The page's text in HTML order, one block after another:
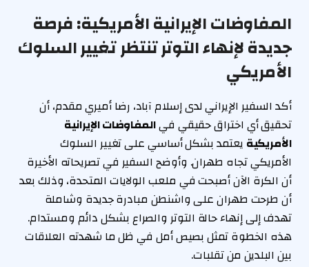
المفاوضات الإيرانية الأمريكية: فرصة
جديدة لإنهاء التوتر تنتظر تغيير السلوك
الأمريكي
أكد السفير الإيراني لدى إسلام آباد، رضا أميري مقدم، أن
تحقيق أي اختراق حقيقي فيالمفاوضات الإيرانية
الأمريكية يعتمد بشكل أساسي على تغيير السلوك
الأمريكي تجاه طهران. وأوضح السفير في تصريحاته الأخيرة
أن الكرة الآن أصبحت في ملعب الولايات المتحدة، وذلك بعد
أن طرحت طهران على واشنطن مبادرة جديدة وشاملة
تهدف إلى إنهاء حالة التوتر والصراع بشكل دائم ومستدام.
هذه الخطوة تمثل بصيص أمل في ظل ما شهدته العلاقات
بين البلدين من تقلبات.